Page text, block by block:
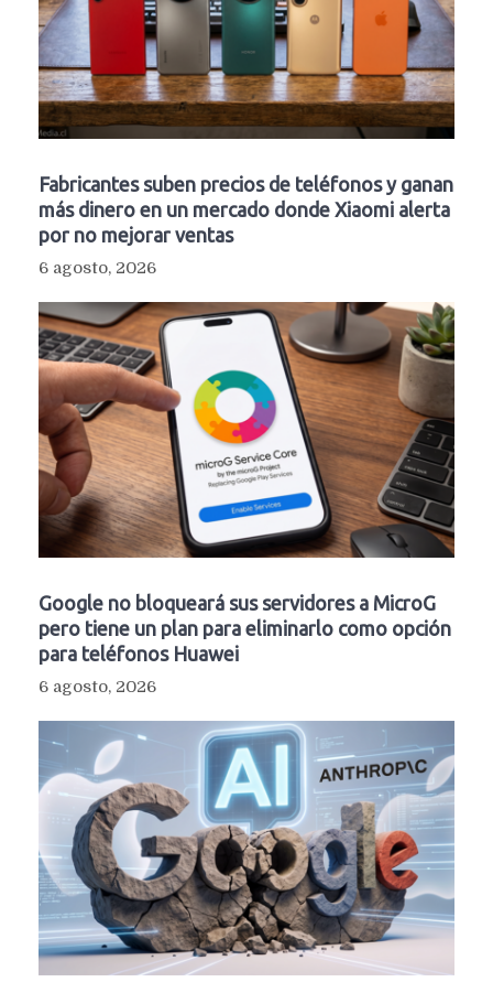
Fabricantes suben precios de teléfonos y ganan
más dinero en un mercado donde Xiaomi alerta
por no mejorar ventas
6 agosto, 2026
Google no bloqueará sus servidores a MicroG
pero tiene un plan para eliminarlo como opción
para teléfonos Huawei
6 agosto, 2026